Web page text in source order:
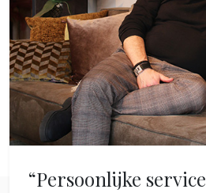
“Persoonlijke service